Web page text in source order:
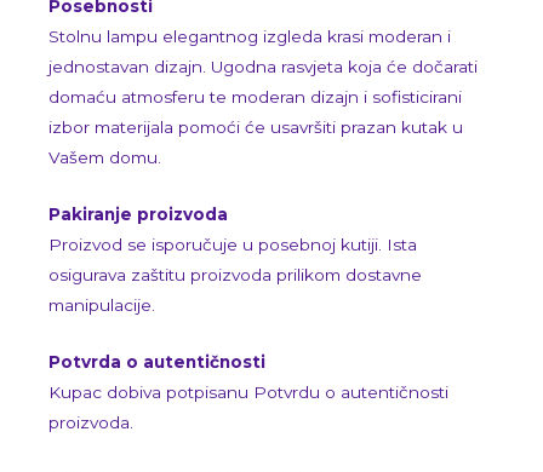
Posebnosti
Stolnu lampu elegantnog izgleda krasi moderan i
jednostavan dizajn. Ugodna rasvjeta koja će dočarati
domaću atmosferu te moderan dizajn i sofisticirani
izbor materijala pomoći će usavršiti prazan kutak u
Vašem domu.
Pakiranje proizvoda
Proizvod se isporučuje u posebnoj kutiji. Ista
osigurava zaštitu proizvoda prilikom dostavne
manipulacije.
Potvrda o autentičnosti
Kupac dobiva potpisanu Potvrdu o autentičnosti
proizvoda.